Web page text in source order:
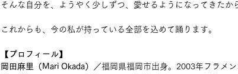
そんな自分を、ようやく少しずつ、愛せるようになってきたか
これからも、今の私が持っている全部を込めて踊ります。
【プロフィール】
岡田麻里（Mari Okada）／福岡県福岡市出身。2003年フラメ